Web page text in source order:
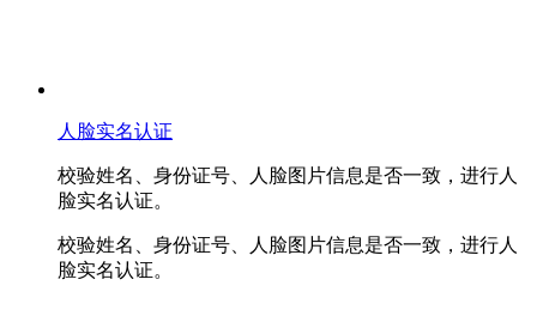
人脸实名认证
校验姓名、身份证号、人脸图片信息是否一致，进行人
脸实名认证。
校验姓名、身份证号、人脸图片信息是否一致，进行人
脸实名认证。